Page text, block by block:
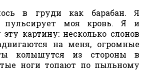
в груди как барабан. Я
пульсирует моя кровь. Я и
картину: несколько слонов
на меня, огромные
колышутся из стороны в
ноги топают по пыльному